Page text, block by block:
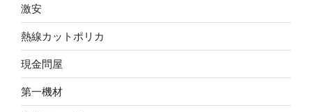
激安
熱線カットポリカ
現金問屋
第一機材